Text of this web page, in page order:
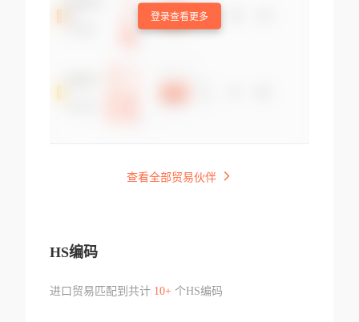
登录查看更多
查看全部贸易伙伴
HS编码
进口贸易匹配到共计 10+个HS编码